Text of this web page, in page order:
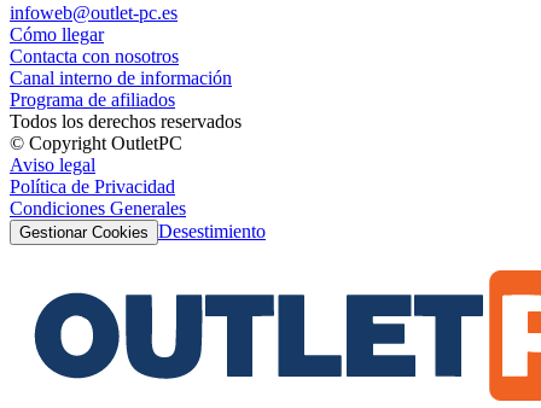
infoweb@outlet-pc.es
Cómo llegar
Contacta con nosotros
Canal interno de información
Programa de afiliados
Todos los derechos reservados
© Copyright OutletPC
Aviso legal
Política de Privacidad
Condiciones Generales
Gestionar Cookies Desestimiento